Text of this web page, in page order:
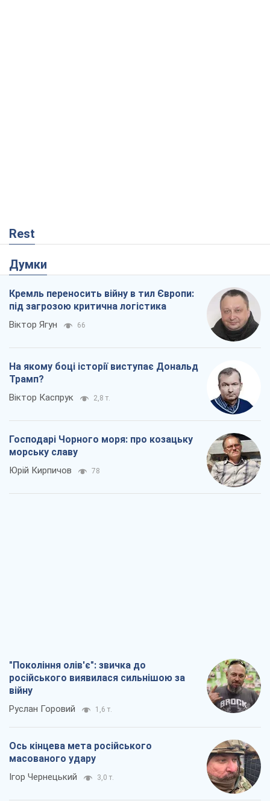
Rest
Думки
Кремль переносить війну в тил Європи:
під загрозою критична логістика
Віктор Ягун 66
На якому боці історії виступає Дональд
Трамп?
Віктор Каспрук 2,8 т.
Господарі Чорного моря: про козацьку
морську славу
Юрій Кирпичов 78
"Покоління олів'є": звичка до
російського виявилася сильнішою за
війну
Руслан Горовий 1,6 т.
Ось кінцева мета російського
масованого удару
Ігор Чернецький 3,0 т.